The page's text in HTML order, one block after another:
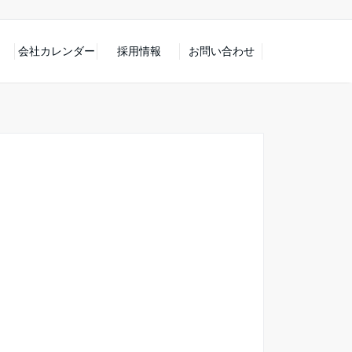
会社カレンダー 採用情報 お問い合わせ